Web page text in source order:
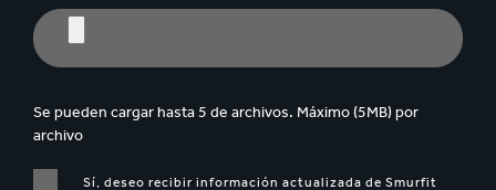
Se pueden cargar hasta 5 de archivos. Máximo (5MB) por
archivo
Sí, deseo recibir información actualizada de Smurfit